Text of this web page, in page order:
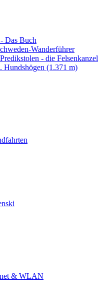
Das Buch
Wanderführer
- die Felsenkanzel
Hundshögen (1.371 m)
& WLAN